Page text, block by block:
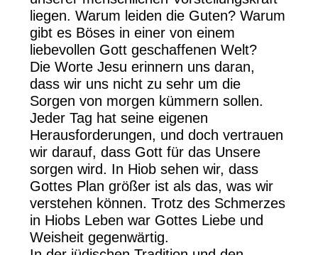
liegen. Warum leiden die Guten? Warum
gibt es Böses in einer von einem
liebevollen Gott geschaffenen Welt?
Die Worte Jesu erinnern uns daran,
dass wir uns nicht zu sehr um die
Sorgen von morgen kümmern sollen.
Jeder Tag hat seine eigenen
Herausforderungen, und doch vertrauen
wir darauf, dass Gott für das Unsere
sorgen wird. In Hiob sehen wir, dass
Gottes Plan größer ist als das, was wir
verstehen können. Trotz des Schmerzes
in Hiobs Leben war Gottes Liebe und
Weisheit gegenwärtig.